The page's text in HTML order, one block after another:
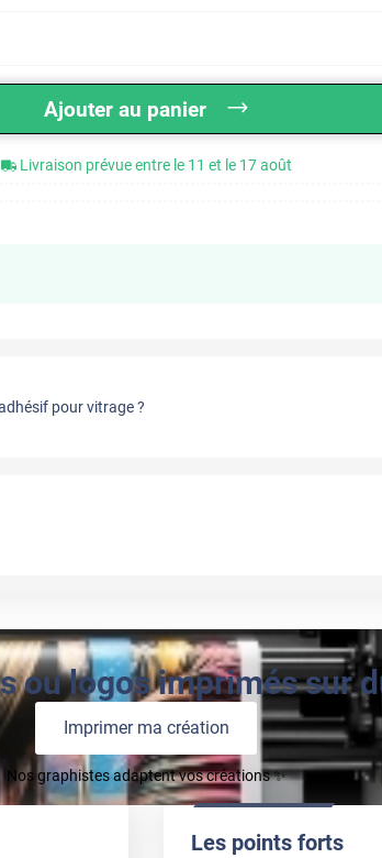
Ajouter au panier
Livraison prévue entre le 11 et le 17 août
pour vitrage ?
ou logos imprimés sur
Imprimer ma création
Nos graphistes adaptent vos créations ✨
Les points forts